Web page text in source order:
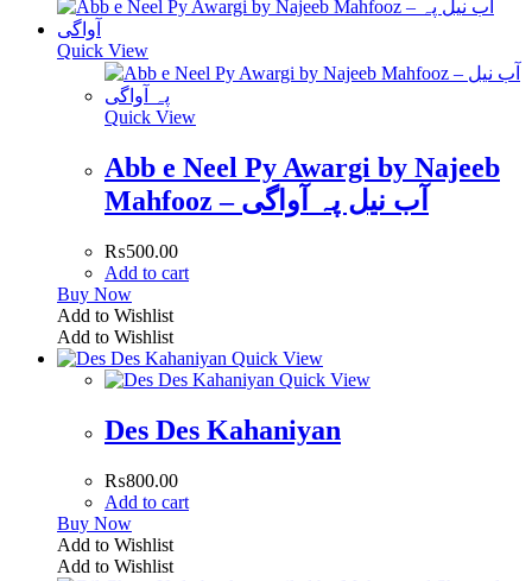
Quick View
Quick View
Abb e Neel Py Awargi by Najeeb
Mahfooz – آب نیل پہ آواگی
₨500.00
Add to cart
Buy Now
Add to Wishlist
Add to Wishlist
Quick View
Quick View
Des Des Kahaniyan
₨800.00
Add to cart
Buy Now
Add to Wishlist
Add to Wishlist